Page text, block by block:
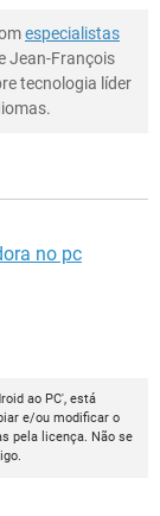
especialistas
Jean-François
tecnologia líder
no pc
ao PC', está
e/ou modificar o
pela licença. Não se